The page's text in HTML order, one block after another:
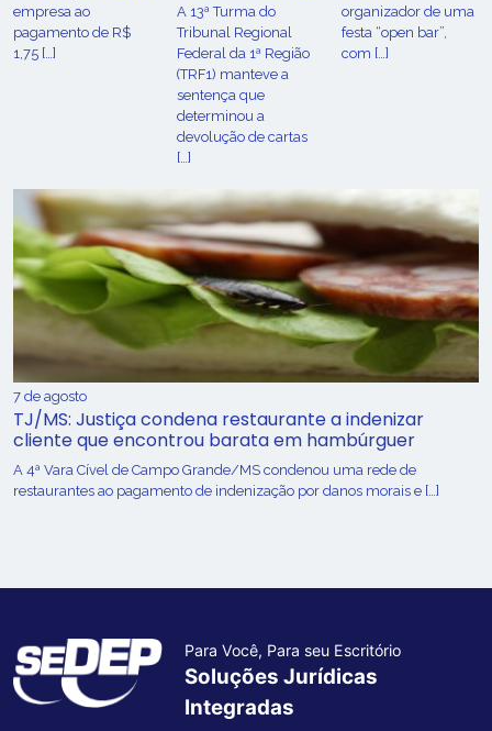
empresa ao
pagamento de R$
1,75 […]
A 13ª Turma do
Tribunal Regional
Federal da 1ª Região
(TRF1) manteve a
sentença que
determinou a
devolução de cartas
[…]
organizador de uma
festa “open bar”,
com […]
7 de agosto
TJ/MS: Justiça condena restaurante a indenizar
cliente que encontrou barata em hambúrguer
A 4ª Vara Cível de Campo Grande/MS condenou uma rede de
restaurantes ao pagamento de indenização por danos morais e […]
Para Você, Para seu Escritório
Soluções Jurídicas
Integradas